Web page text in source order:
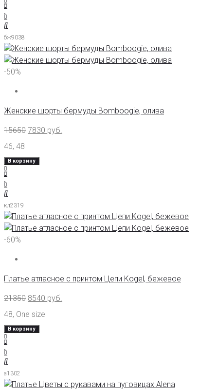
бж9038
-50%
Женские шорты бермуды Bomboogie, олива
15650 7830 руб.
46, 48
В корзину
кл2319
-60%
Платье атласное с принтом Цепи Kogel, бежевое
21350 8540 руб.
48, One size
В корзину
а1302